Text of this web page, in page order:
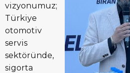
vizyonumuz;
Türkiye
otomotiv
servis
sektöründe,
sigorta